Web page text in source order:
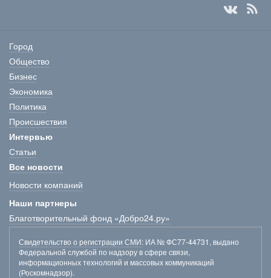
Город
Общество
Бизнес
Экономика
Политика
Происшествия
Интервью
Статьи
Все новости
Новости компаний
Наши партнеры
Благотворительный фонд «Добро24.ру»
Свидетельство о регистрации СМИ: ИА № ФС77-44731, выдано
Федеральной службой по надзору в сфере связи,
информационных технологий и массовых коммуникаций
(Роскомнадзор).